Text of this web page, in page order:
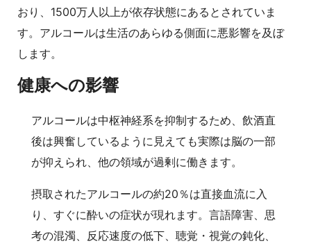
おり、1500万人以上が依存状態にあるとされていま
す。アルコールは生活のあらゆる側面に悪影響を及ぼ
します。
健康への影響
アルコールは中枢神経系を抑制するため、飲酒直
後は興奮しているように見えても実際は脳の一部
が抑えられ、他の領域が過剰に働きます。
摂取されたアルコールの約20％は直接血流に入
り、すぐに酔いの症状が現れます。言語障害、思
考の混濁、反応速度の低下、聴覚・視覚の鈍化、